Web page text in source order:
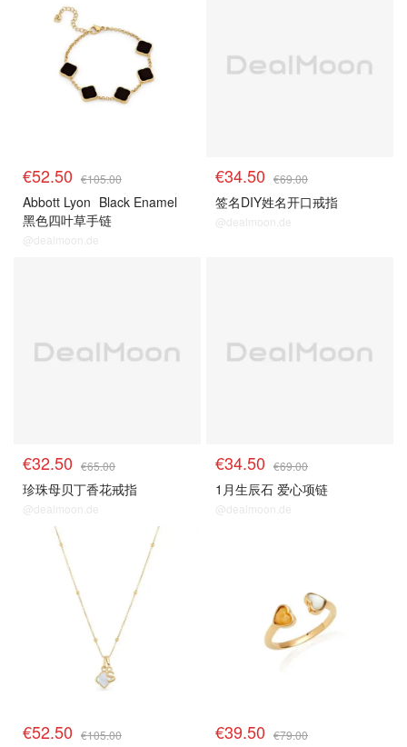
€52.50 €105.00
Abbott Lyon Black Enamel
黑色四叶草手链
@dealmoon.de
€34.50 €69.00
签名DIY姓名开口戒指
@dealmoon.de
€32.50 €65.00
珍珠母贝丁香花戒指
@dealmoon.de
€34.50 €69.00
1月生辰石 爱心项链
@dealmoon.de
€52.50 €105.00 €39.50 €79.00